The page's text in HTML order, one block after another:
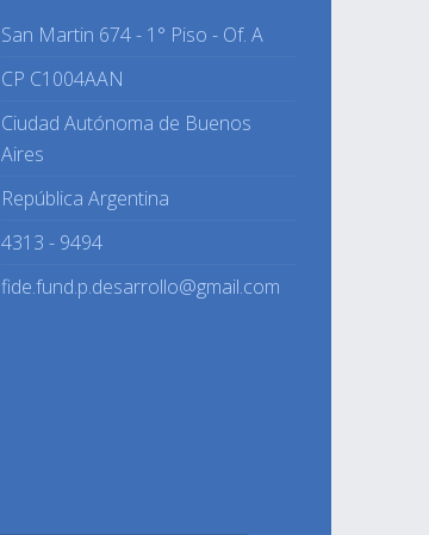
San Martin 674 - 1° Piso - Of. A
CP C1004AAN
Ciudad Autónoma de Buenos
Aires
República Argentina
4313 - 9494
fide.fund.p.desarrollo@gmail.com